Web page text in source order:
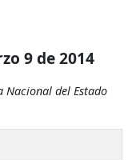
9 de 2014
del Estado